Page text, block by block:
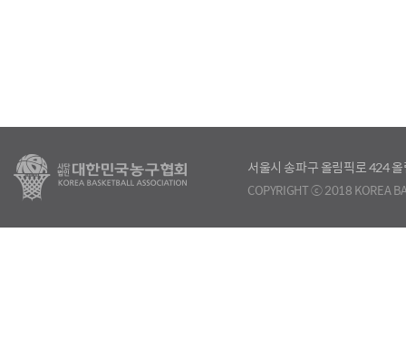
서울시 송파구 올림픽로 424
COPYRIGHT ⓒ 2018 KOREA